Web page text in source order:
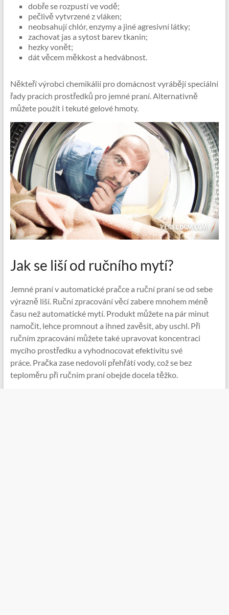
dobře se rozpustí ve vodě;
pečlivě vytvrzené z vláken;
neobsahují chlór, enzymy a jiné agresivní látky;
zachovat jas a sytost barev tkanin;
hezky vonět;
dát věcem měkkost a hedvábnost.
Někteří výrobci chemikálií pro domácnost vyrábějí speciální
řady pracích prostředků pro jemné praní. Alternativně
můžete použít i tekuté gelové hmoty.
Jak se liší od ručního mytí?
Jemné praní v automatické pračce a ruční praní se od sebe
výrazně liší. Ruční zpracování věcí zabere mnohem méně
času než automatické mytí. Produkt můžete na pár minut
namočit, lehce promnout a ihned zavěsit, aby uschl. Při
ručním zpracování můžete také upravovat koncentraci
mycího prostředku a vyhodnocovat efektivitu své
práce. Pračka zase nedovolí přehřátí vody, což se bez
teploměru při ručním praní obejde docela těžko.